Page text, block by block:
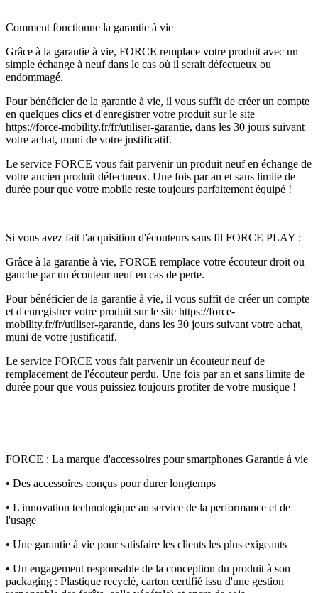
Comment fonctionne la garantie à vie
Grâce à la garantie à vie, FORCE remplace votre produit avec un
simple échange à neuf dans le cas où il serait défectueux ou
endommagé.
Pour bénéficier de la garantie à vie, il vous suffit de créer un compte
en quelques clics et d'enregistrer votre produit sur le site
https://force-mobility.fr/fr/utiliser-garantie, dans les 30 jours suivant
votre achat, muni de votre justificatif.
Le service FORCE vous fait parvenir un produit neuf en échange de
votre ancien produit défectueux. Une fois par an et sans limite de
durée pour que votre mobile reste toujours parfaitement équipé !
Si vous avez fait l'acquisition d'écouteurs sans fil FORCE PLAY :
Grâce à la garantie à vie, FORCE remplace votre écouteur droit ou
gauche par un écouteur neuf en cas de perte.
Pour bénéficier de la garantie à vie, il vous suffit de créer un compte
et d'enregistrer votre produit sur le site https://force-
mobility.fr/fr/utiliser-garantie, dans les 30 jours suivant votre achat,
muni de votre justificatif.
Le service FORCE vous fait parvenir un écouteur neuf de
remplacement de l'écouteur perdu. Une fois par an et sans limite de
durée pour que vous puissiez toujours profiter de votre musique !
FORCE : La marque d'accessoires pour smartphones Garantie à vie
• Des accessoires conçus pour durer longtemps
• L'innovation technologique au service de la performance et de
l'usage
• Une garantie à vie pour satisfaire les clients les plus exigeants
• Un engagement responsable de la conception du produit à son
packaging : Plastique recyclé, carton certifié issu d'une gestion